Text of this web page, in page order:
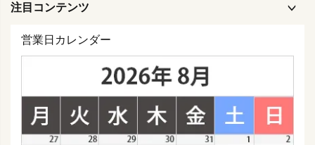
注目コンテンツ
営業日カレンダー